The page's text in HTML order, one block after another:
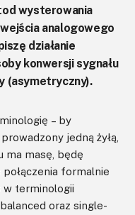
wysterowania
analogowego
działanie
konwersji sygnału
(asymetryczny).
– by
jedną żyłą,
ma masę, będę
połączenia formalnie
w terminologii
oraz single-